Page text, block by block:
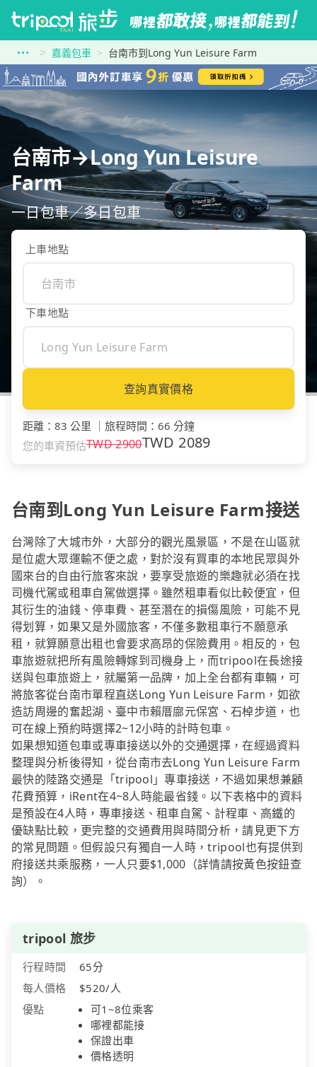
嘉義包車 台南市到Long Yun Leisure Farm
台南市→Long Yun Leisure
Farm
一日包車／多日包車
上車地點
下車地點
查詢真實價格
距離 ： 83 公里 旅程時間 ： 66 分鐘
您的車資預估TWD2900TWD 2089
台南到Long Yun Leisure Farm接送
台灣除了大城市外，大部分的觀光風景區，不是在山區就
是位處大眾運輸不便之處，對於沒有買車的本地民眾與外
國來台的自由行旅客來說，要享受旅遊的樂趣就必須在找
司機代駕或租車自駕做選擇。雖然租車看似比較便宜，但
其衍生的油錢、停車費、甚至潛在的損傷風險，可能不見
得划算，如果又是外國旅客，不僅多數租車行不願意承
租，就算願意出租也會要求高昂的保險費用。相反的，包
車旅遊就把所有風險轉嫁到司機身上，而tripool在長途接
送與包車旅遊上，就屬第一品牌，加上全台都有車輛，可
將旅客從台南市單程直送Long Yun Leisure Farm，如欲
造訪周邊的奮起湖、臺中市賴厝廍元保宮、石棹步道，也
可在線上預約時選擇2~12小時的計時包車。
如果想知道包車或專車接送以外的交通選擇，在經過資料
整理與分析後得知，從台南市去Long Yun Leisure Farm
最快的陸路交通是「tripool」專車接送，不過如果想兼顧
花費預算，iRent在4~8人時能最省錢。以下表格中的資料
是預設在4人時，專車接送、租車自駕、計程車、高鐵的
優缺點比較，更完整的交通費用與時間分析，請見更下方
的常見問題。但假設只有獨自一人時，tripool也有提供到
府接送共乘服務，一人只要$1,000（詳情請按黃色按鈕查
詢）。
tripool 旅步
行程時間
65分
每人價格
$520/人
優點
可1~8位乘客
哪裡都能接
保證出車
價格透明